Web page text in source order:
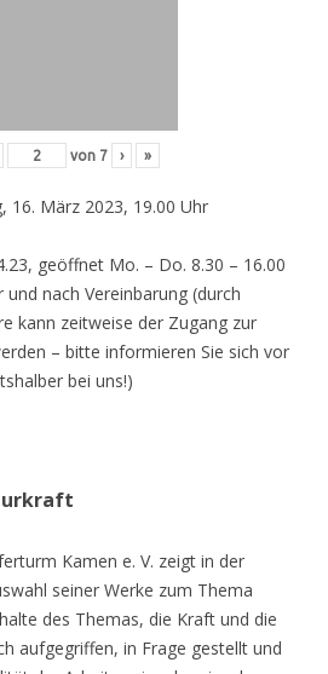
von 7 › »
16. März 2023, 19.00 Uhr
geöffnet Mo. – Do. 8.30 – 16.00
und nach Vereinbarung (durch
kann zeitweise der Zugang zur
– bitte informieren Sie sich vor
bei uns!)
Kamen e. V. zeigt in der
seiner Werke zum Thema
des Themas, die Kraft und die
aufgegriffen, in Frage gestellt und